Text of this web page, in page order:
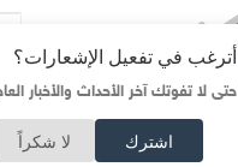
أترغب في تفعيل الإشعارات؟
حتى لا تفوتك آخر الأحداث والأخبار
اشترك لا شكراً